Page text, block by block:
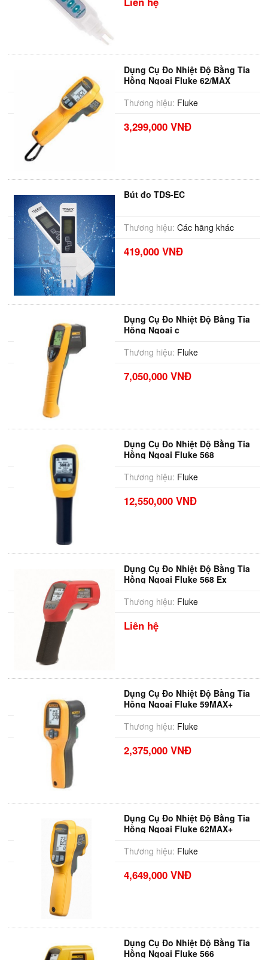
Dụng Cụ Đo Nhiệt Độ Bằng Tia
Hồng Ngoại Fluke 62/MAX
Thương hiệu: Fluke
3,299,000 VNĐ
Bút đo TDS-EC
Thương hiệu: Các hãng khác
419,000 VNĐ
Dụng Cụ Đo Nhiệt Độ Bằng Tia
Hồng Ngoại c
Thương hiệu: Fluke
7,050,000 VNĐ
Dụng Cụ Đo Nhiệt Độ Bằng Tia
Hồng Ngoại Fluke 568
Thương hiệu: Fluke
12,550,000 VNĐ
Dụng Cụ Đo Nhiệt Độ Bằng Tia
Hồng Ngoại Fluke 568 Ex
Thương hiệu: Fluke
Liên hệ
Dụng Cụ Đo Nhiệt Độ Bằng Tia
Hồng Ngoại Fluke 59MAX+
Thương hiệu: Fluke
2,375,000 VNĐ
Dụng Cụ Đo Nhiệt Độ Bằng Tia
Hồng Ngoại Fluke 62MAX+
Thương hiệu: Fluke
4,649,000 VNĐ
Dụng Cụ Đo Nhiệt Độ Bằng Tia
Hồng Ngoại Fluke 566